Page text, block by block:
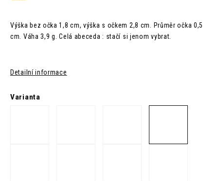
Výška bez očka 1,8 cm, výška s očkem 2,8 cm. Průměr očka 0,5
cm. Váha 3,9 g. Celá abeceda : stačí si jenom vybrat.
Detailní informace
Varianta